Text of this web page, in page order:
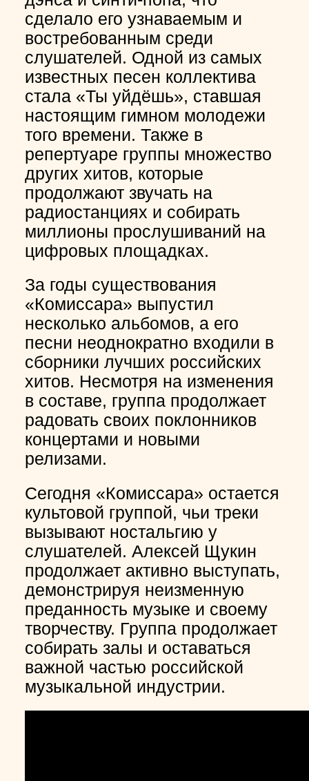
сделало его узнаваемым и
востребованным среди
слушателей. Одной из самых
известных песен коллектива
стала «Ты уйдёшь», ставшая
настоящим гимном молодежи
того времени. Также в
репертуаре группы множество
других хитов, которые
продолжают звучать на
радиостанциях и собирать
миллионы прослушиваний на
цифровых площадках.
За годы существования
«Комиссара» выпустил
несколько альбомов, а его
песни неоднократно входили в
сборники лучших российских
хитов. Несмотря на изменения
в составе, группа продолжает
радовать своих поклонников
концертами и новыми
релизами.
Сегодня «Комиссара» остается
культовой группой, чьи треки
вызывают ностальгию у
слушателей. Алексей Щукин
продолжает активно выступать,
демонстрируя неизменную
преданность музыке и своему
творчеству. Группа продолжает
собирать залы и оставаться
важной частью российской
музыкальной индустрии.